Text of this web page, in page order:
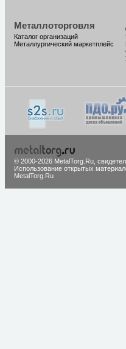
Металлоторговля
Каталог организаций
Металлургический маркетплейс
© 2000-2026 MetalTorg.Ru,
Использование открытых
MetalTorg.Ru